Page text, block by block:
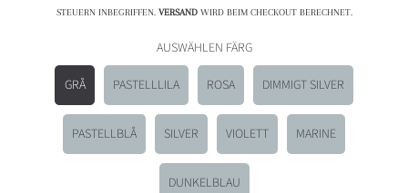
STEUERN INBEGRIFFEN. VERSANDWIRD BEIM CHECKOUT BERECHNET.
AUSWÄHLEN FÄRG
GRÅ PASTELLLILA ROSA DIMMIGT SILVER
PASTELLBLÅ SILVER VIOLETT MARINE
DUNKELBLAU